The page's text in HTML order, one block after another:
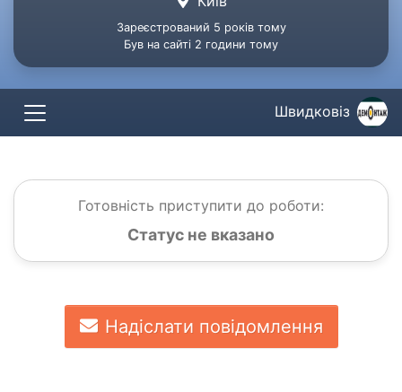
Зареєстрований 5 років тому
Був на сайті 2 години тому
Швидковіз
Готовність приступити до роботи:
Статус не вказано
Надіслати повідомлення